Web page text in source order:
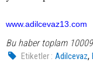
www.adilcevaz13.com
Bu haber toplam
Etiketler : Adilcevaz,